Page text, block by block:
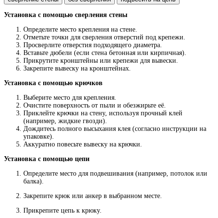
Установка с помощью сверления стены
Определите место крепления на стене.
Отметьте точки для сверления отверстий под крепежи.
Просверлите отверстия подходящего диаметра.
Вставьте дюбели (если стена бетонная или кирпичная).
Прикрутите кронштейны или крепежи для вывески.
Закрепите вывеску на кронштейнах.
Установка с помощью крючков
Выберите место для крепления.
Очистите поверхность от пыли и обезжирьте её.
Приклейте крючки на стену, используя прочный клей
(например, жидкие гвозди).
Дождитесь полного высыхания клея (согласно инструкции на
упаковке).
Аккуратно повесьте вывеску на крючки.
Установка с помощью цепи
Определите место для подвешивания (например, потолок или
балка).
Закрепите крюк или анкер в выбранном месте.
Прикрепите цепь к крюку.